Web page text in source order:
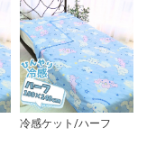
冷感ケット/ハーフ